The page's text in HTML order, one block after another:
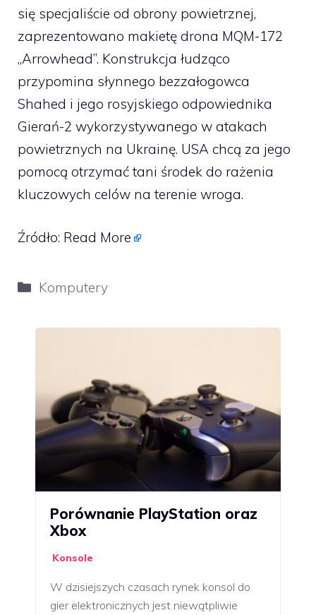
się specjaliście od obrony powietrznej,
zaprezentowano makietę drona MQM-172
„Arrowhead”. Konstrukcja łudząco
przypomina słynnego bezzałogowca
Shahed i jego rosyjskiego odpowiednika
Gierań-2 wykorzystywanego w atakach
powietrznych na Ukrainę. USA chcą za jego
pomocą otrzymać tani środek do rażenia
kluczowych celów na terenie wroga.
Źródło: Read More
Kategorie
Komputery
Porównanie PlayStation oraz
Xbox
Konsole
W dzisiejszych czasach rynek konsol do
gier elektronicznych jest niewątpliwie